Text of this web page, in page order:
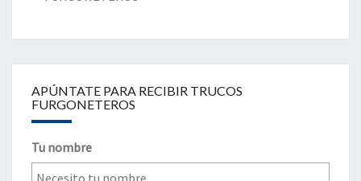
APÚNTATE PARA RECIBIR TRUCOS
FURGONETEROS
Tu nombre